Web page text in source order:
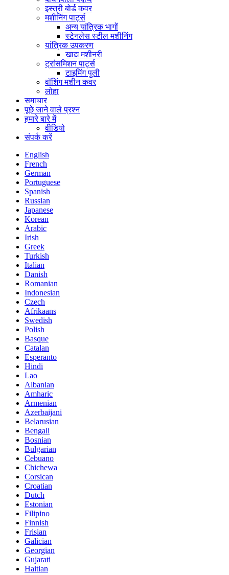
इस्त्री बोर्ड कवर
मशीनिंग पार्ट्स
अन्य यांत्रिक भागों
स्टेनलेस स्टील मशीनिंग
यांत्रिक उपकरण
खाद्य मशीनरी
ट्रांसमिशन पार्ट्स
टाइमिंग पुली
वॉशिंग मशीन कवर
लोहा
समाचार
पूछे जाने वाले प्रश्न
हमारे बारे में
वीडियो
संपर्क करें
English
French
German
Portuguese
Spanish
Russian
Japanese
Korean
Arabic
Irish
Greek
Turkish
Italian
Danish
Romanian
Indonesian
Czech
Afrikaans
Swedish
Polish
Basque
Catalan
Esperanto
Hindi
Lao
Albanian
Amharic
Armenian
Azerbaijani
Belarusian
Bengali
Bosnian
Bulgarian
Cebuano
Chichewa
Corsican
Croatian
Dutch
Estonian
Filipino
Finnish
Frisian
Galician
Georgian
Gujarati
Haitian